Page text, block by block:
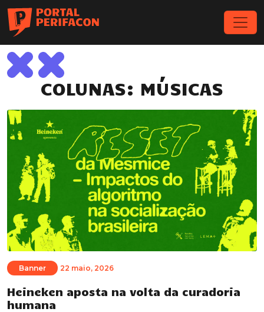
COLUNAS: MÚSICAS
Banner 22 maio, 2026
Heineken aposta na volta da curadoria
humana